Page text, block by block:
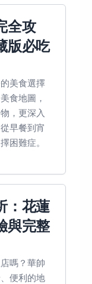
全攻
版必吃
美食選擇
食地圖，
，更深入
早餐到宵
困難症。
：花蓮
與完整
嗎？華帥
便利的地